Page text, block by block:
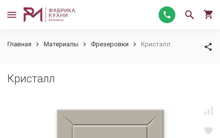
Главная Материалы Фрезеровки Кристалл
Кристалл